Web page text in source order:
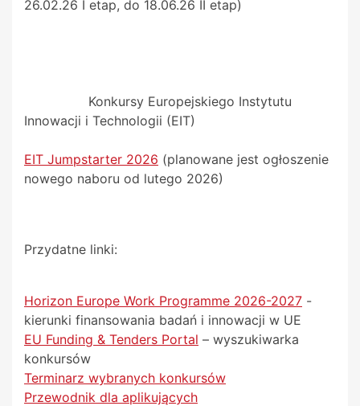
26.02.26 I etap, do 18.06.26 II etap)
Konkursy Europejskiego Instytutu
Innowacji i Technologii (EIT)
EIT Jumpstarter 2026 (planowane jest ogłoszenie
nowego naboru od lutego 2026)
Przydatne linki:
Horizon Europe Work Programme 2026-2027 -
kierunki finansowania badań i innowacji w UE
EU Funding & Tenders Portal – wyszukiwarka
konkursów
Terminarz wybranych konkursów
Przewodnik dla aplikujących